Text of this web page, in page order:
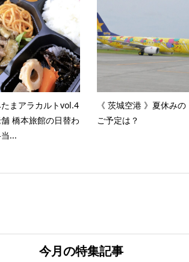
まアラカルトvol.4
舗 橋本旅館の日替わ
...
《 茨城空港 》夏休みの
ご予定は？
今月の特集記事